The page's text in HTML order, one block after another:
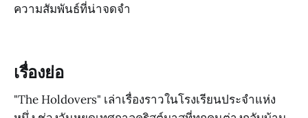
ความสัมพันธ์ที่น่าจดจำ
เรื่องย่อ
"The Holdovers" เล่าเรื่องราวในโรงเรียนประจำแห่ง